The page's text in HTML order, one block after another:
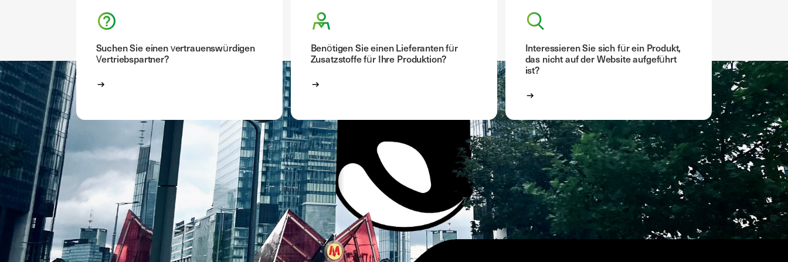
Suchen Sie einen vertrauenswürdigen
Vertriebspartner?
Benötigen Sie einen Lieferanten für
Zusatzstoffe für Ihre Produktion?
Interessieren Sie sich für ein Produkt,
das nicht auf der Website aufgeführt
ist?